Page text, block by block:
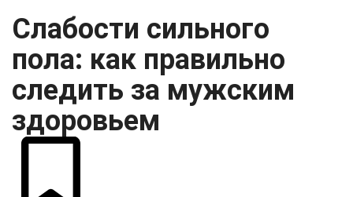
Слабости сильного
пола: как правильно
следить за мужским
здоровьем